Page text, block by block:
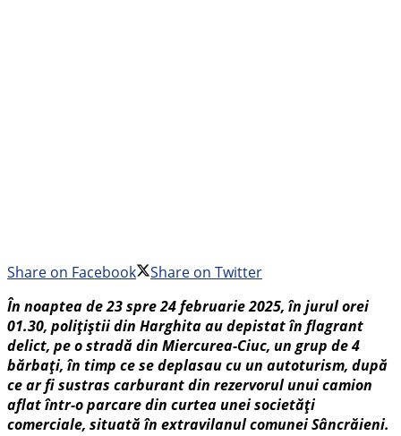
Share on Facebook
Share on Twitter
În noaptea de 23 spre 24 februarie 2025, în jurul orei
01.30, polițiștii din Harghita au depistat în flagrant
delict, pe o stradă din Miercurea-Ciuc, un grup de 4
bărbați, în timp ce se deplasau cu un autoturism, după
ce ar fi sustras carburant din rezervorul unui camion
aflat într-o parcare din curtea unei societăți
comerciale, situată în extravilanul comunei Sâncrăieni.